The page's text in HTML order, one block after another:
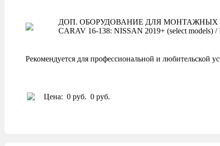
ДОП. ОБОРУДОВАНИЕ ДЛЯ МОНТАЖНЫХ
CARAV 16-138: NISSAN 2019+ (select models) /
Рекомендуется для профессиональной и любительской
Цена: 0 руб. 0 руб.